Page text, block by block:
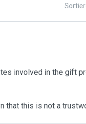
involved in the gift
that this is not a